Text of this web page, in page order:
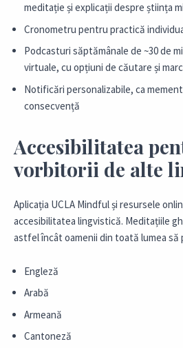
meditație și explicații despre știința
Cronometru pentru practică
Podcasturi săptămânale de ~30 de
virtuale, cu opțiuni de căutare și
Notificări personalizabile, ca
consecvență
Accesibilitatea
vorbitorii de alte
Aplicația UCLA Mindful și resursele
accesibilitatea lingvistică. Meditațiile
astfel încât oamenii din toată lumea să
Engleză
Arabă
Armeană
Cantoneză